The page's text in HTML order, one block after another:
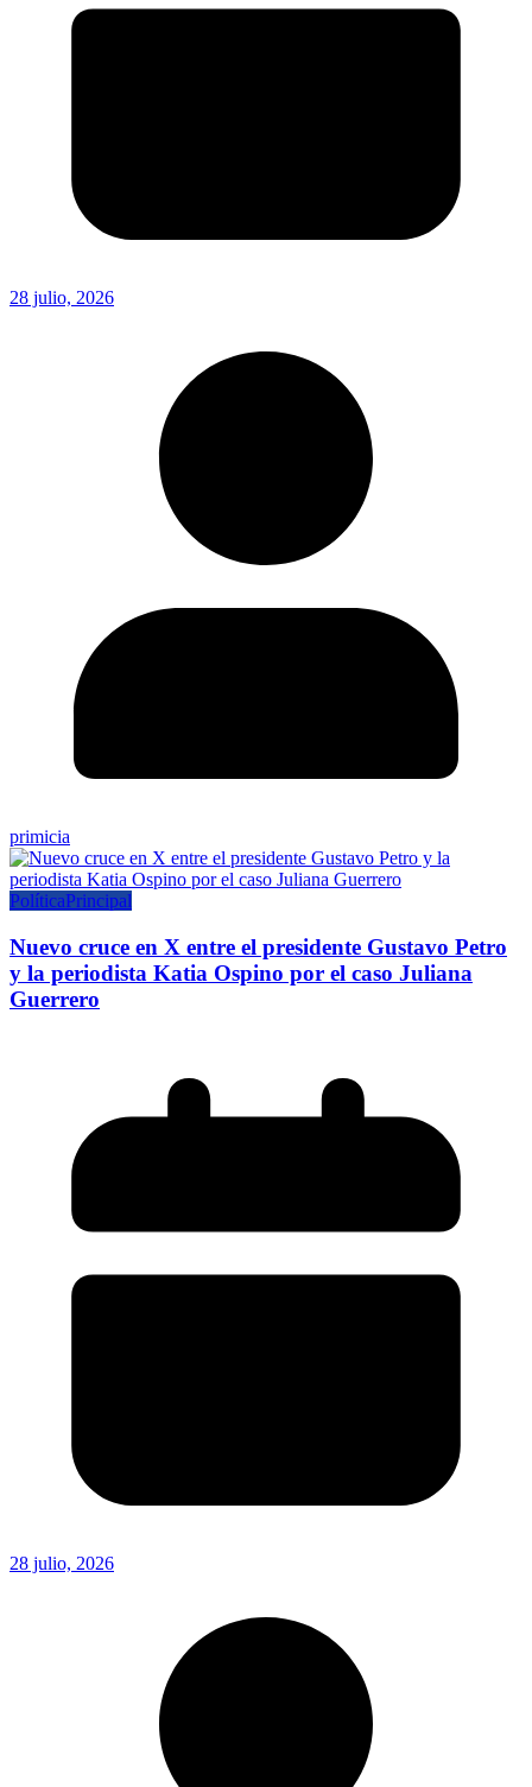
28 julio, 2026
primicia
PolíticaPrincipal
Nuevo cruce en X entre el presidente Gustavo Petro
y la periodista Katia Ospino por el caso Juliana
Guerrero
28 julio, 2026